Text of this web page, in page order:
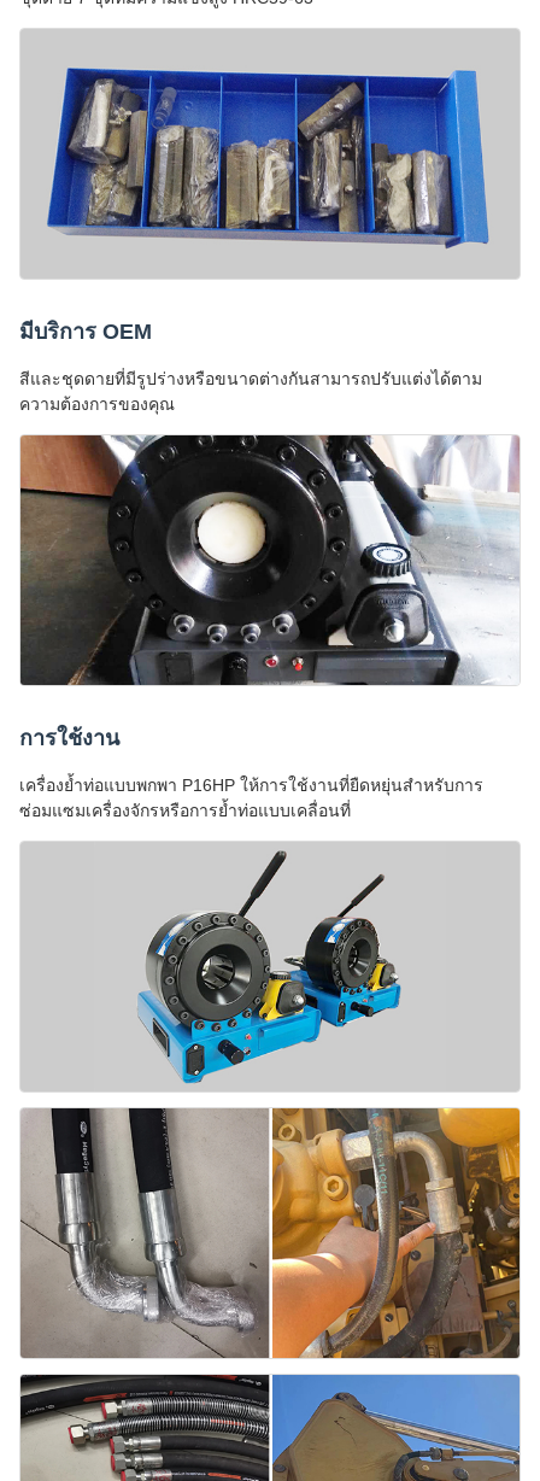
มีบริการ OEM
สีและชุดดายที่มีรูปร่างหรือขนาดต่างกันสามารถปรับแต่งได้ตาม
ความต้องการของคุณ
การใช้งาน
เครื่องย้ำท่อแบบพกพา P16HP ให้การใช้งานที่ยืดหยุ่นสำหรับการ
ซ่อมแซมเครื่องจักรหรือการย้ำท่อแบบเคลื่อนที่